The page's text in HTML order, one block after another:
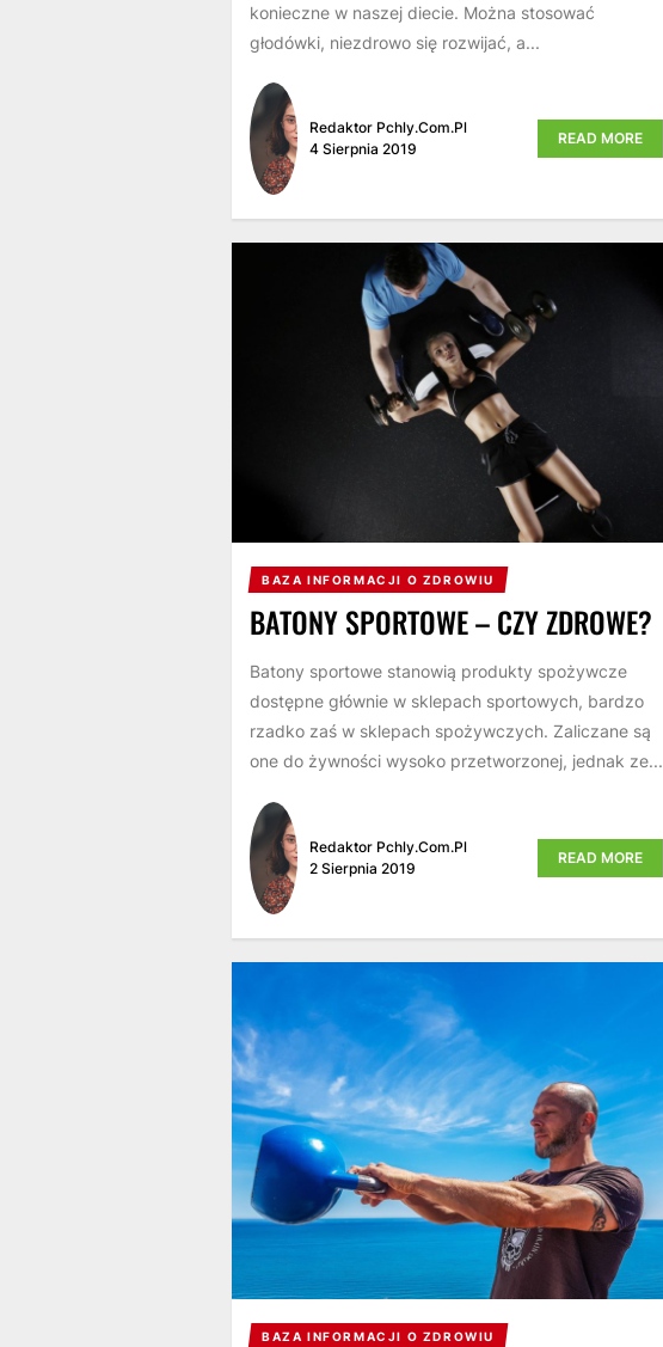
konieczne w naszej diecie. Można stosować
głodówki, niezdrowo się rozwijać, a...
Redaktor Pchly.com.pl
4 Sierpnia 2019
READ MORE
BAZA INFORMACJI O ZDROWIU
BATONY SPORTOWE – CZY ZDROWE?
Batony sportowe stanowią produkty spożywcze
dostępne głównie w sklepach sportowych, bardzo
rzadko zaś w sklepach spożywczych. Zaliczane są
one do żywności wysoko przetworzonej, jednak ze...
Redaktor Pchly.com.pl
2 Sierpnia 2019
READ MORE
BAZA INFORMACJI O ZDROWIU